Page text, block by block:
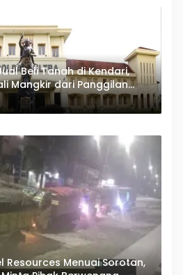
Beli Tanah di Kendari,
Mangkir dari Panggilan
Resources Menuai Sorotan,